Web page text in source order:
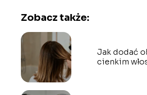
Zobacz także:
Jak dodać
cienkim